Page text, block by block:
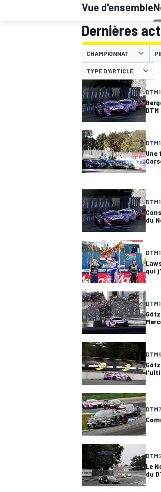
MOTOGP
WRC
WEC
Vue d'ensemble
Dernières
CHAMPIONNAT
TYPE D'ARTICLE
DTM
DTM
DTM
Une
DTM
du
DTM
qui
DTM
DTM
DTM
DTM
Le
du